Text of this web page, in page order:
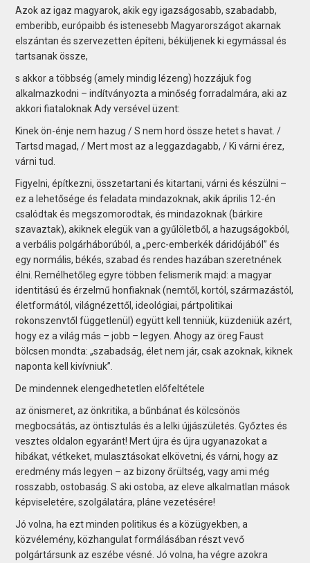
Azok az igaz magyarok, akik egy igazságosabb, szabadabb,
emberibb, európaibb és istenesebb Magyarországot akarnak
elszántan és szervezetten építeni, béküljenek ki egymással és
tartsanak össze,
s akkor a többség (amely mindig lézeng) hozzájuk fog
alkalmazkodni – indítványozta a minőség forradalmára, aki az
akkori fiataloknak Ady versével üzent:
Kinek ön-énje nem hazug / S nem hord össze hetet s havat. /
Tartsd magad, / Mert most az a leggazdagabb, / Ki várni érez,
várni tud.
Figyelni, építkezni, összetartani és kitartani, várni és készülni –
ez a lehetősége és feladata mindazoknak, akik április 12-én
csalódtak és megszomorodtak, és mindazoknak (bárkire
szavaztak), akiknek elegük van a gyűlöletből, a hazugságokból,
a verbális polgárháborúból, a „perc-emberkék dáridójából” és
egy normális, békés, szabad és rendes hazában szeretnének
élni. Remélhetőleg egyre többen felismerik majd: a magyar
identitású és érzelmű honfiaknak (nemtől, kortól, származástól,
életformától, világnézettől, ideológiai, pártpolitikai
rokonszenvtől függetlenül) együtt kell tenniük, küzdeniük azért,
hogy ez a világ más – jobb – legyen. Ahogy az öreg Faust
bölcsen mondta: „szabadság, élet nem jár, csak azoknak, kiknek
naponta kell kivívniuk”.
De mindennek elengedhetetlen előfeltétele
az önismeret, az önkritika, a bűnbánat és kölcsönös
megbocsátás, az öntisztulás és a lelki újjászületés. Győztes és
vesztes oldalon egyaránt! Mert újra és újra ugyanazokat a
hibákat, vétkeket, mulasztásokat elkövetni, és várni, hogy az
eredmény más legyen – az bizony őrültség, vagy ami még
rosszabb, ostobaság. S aki ostoba, az eleve alkalmatlan mások
képviseletére, szolgálatára, pláne vezetésére!
Jó volna, ha ezt minden politikus és a közügyekben, a
közvélemény, közhangulat formálásában részt vevő
polgártársunk az eszébe vésné. Jó volna, ha végre azokra